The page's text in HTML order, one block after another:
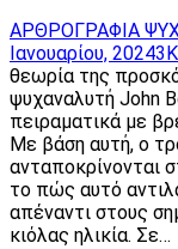
ΑΡΘΡΟΓΡΑΦΙΑ
Ιανουαρίου, 20243K
θεωρία της
ψυχαναλυτή John
πειραματικά με
Με βάση αυτή, ο
ανταποκρίνονται
το πώς αυτό
απέναντι στους
κιόλας ηλικία. Σε…